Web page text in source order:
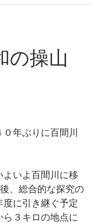
の操山
年ぶりに百間川
いよ百間川に移
、総合的な探究の
に引き継ぐ予定
３キロの地点に